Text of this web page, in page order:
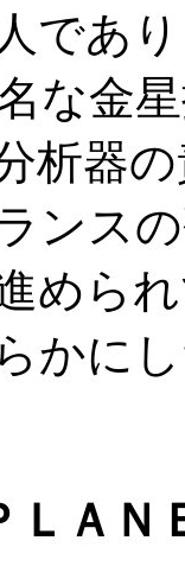
であ
な金
析器
ンス
めら
かに
ＬＡＮ